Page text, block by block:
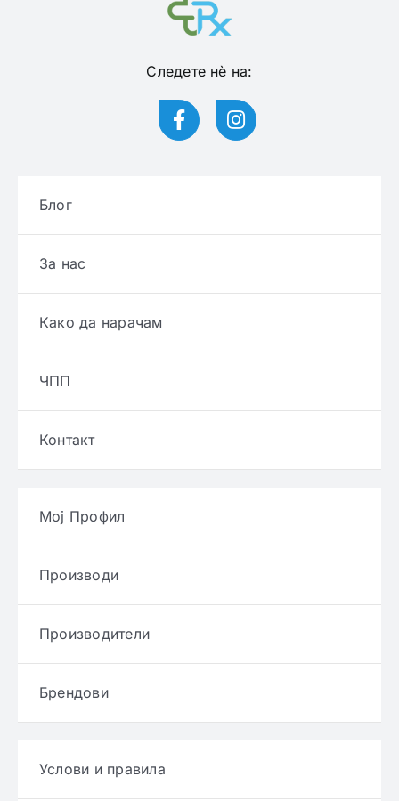
Следете нѐ на:
Блог
За нас
Како да нарачам
ЧПП
Контакт
Мој Профил
Производи
Производители
Брендови
Услови и правила